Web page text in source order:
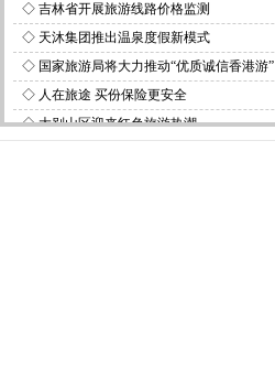
◇ 吉林省开展旅游线路价格监测
◇ 天沐集团推出温泉度假新模式
◇ 国家旅游局将大力推动“优质诚信香港游”
◇ 人在旅途 买份保险更安全
◇大别山区迎来红色旅游热潮